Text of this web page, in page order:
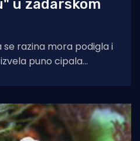
u zadarskom
razina mora podigla i
puno cipala